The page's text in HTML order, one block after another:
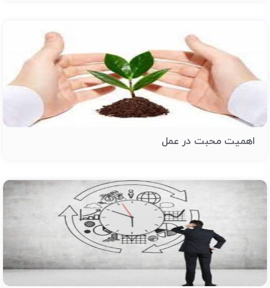
اهمیت محبت در عمل